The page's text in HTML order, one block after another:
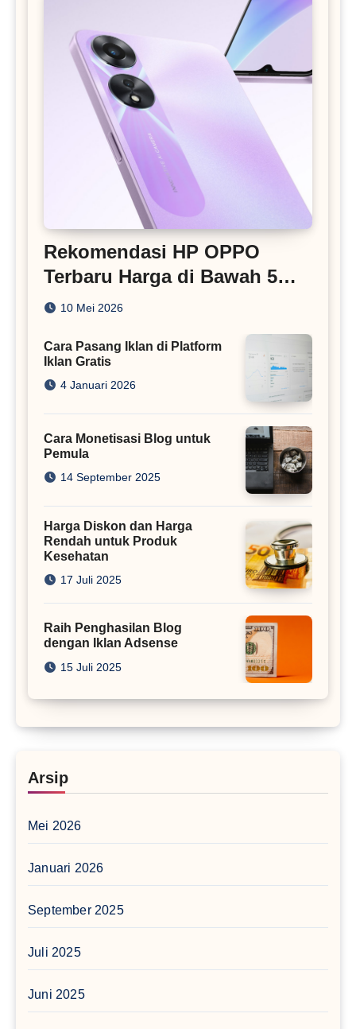
Rekomendasi HP OPPO
Terbaru Harga di Bawah 5
Juta
10 Mei 2026
Cara Pasang Iklan di Platform
Iklan Gratis
4 Januari 2026
Cara Monetisasi Blog untuk
Pemula
14 September 2025
Harga Diskon dan Harga
Rendah untuk Produk
Kesehatan
17 Juli 2025
Raih Penghasilan Blog
dengan Iklan Adsense
15 Juli 2025
Arsip
Mei 2026
Januari 2026
September 2025
Juli 2025
Juni 2025